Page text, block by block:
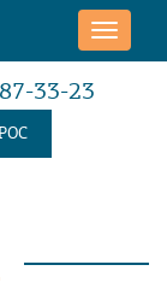
Toggle
33-23